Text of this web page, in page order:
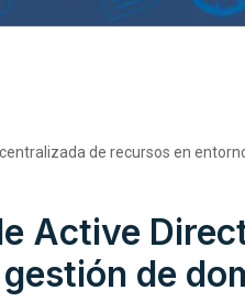
de recursos en
Active
de